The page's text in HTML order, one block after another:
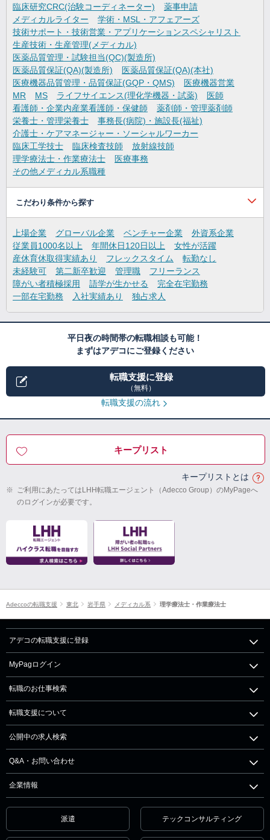
臨床研究CRC(治験コーディネーター)
薬事申請
メディカルライター
学術・MSL・アフェアーズ
技術サポート・技術営業・アプリケーションスペシャリスト
生産技術・生産管理(メディカル)
医薬品質管理・試験担当(QC)(製造所)
医薬品質保証(QA)(製造所)
医薬品質保証(QA)(本社)
医療機器品質管理・品質保証(GQP・QMS)
医療機器営業
MR
MS ライフサイエンス(理化学機器・試薬)
医師
看護師・企業内産業看護師・保健師
薬剤師・管理薬剤師
栄養士・管理栄養士
事務長(病院)・施設長(福祉)
介護士・ケアマネージャー・ソーシャルワーカー
臨床工学技士
臨床検査技師
放射線技師
理学療法士・作業療法士
医療事務
その他メディカル系職種
こだわり条件から探す
上場企業 グローバル企業 ベンチャー企業
外資系企業
従業員1000名以上
年間休日120日以上
女性が活躍
産休育休取得実績あり
フレックスタイム
転勤なし
未経験可
第二新卒歓迎 管理職
フリーランス
障がい者積極採用
語学が生かせる
完全在宅勤務
一部在宅勤務
入社実績あり 独占求人
平日夜の時間帯の転職相談も可能！
まずはアデコにご登録ください
転職支援に登録
（無料）
転職支援の流れ
キープリスト
キープリストとは
※ ご利用にあたってはLHH転職エージェント（Adecco Group）のMyPageへ
のログインが必要です。
Adeccoの転職支援 東北 岩手県 メディカル系 理学療法士・作業療法士
アデコの転職支援に登録
MyPagログイン
転職のお仕事検索
転職支援について
公開中の求人検索
Q&A・お問い合わせ
企業情報
派遣 テックコンサルティング